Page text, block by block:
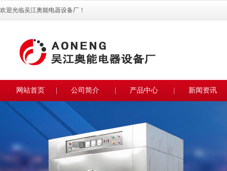
欢迎光临吴江奥能电器设备厂！
网站首页 公司简介 产品中心 新闻资讯